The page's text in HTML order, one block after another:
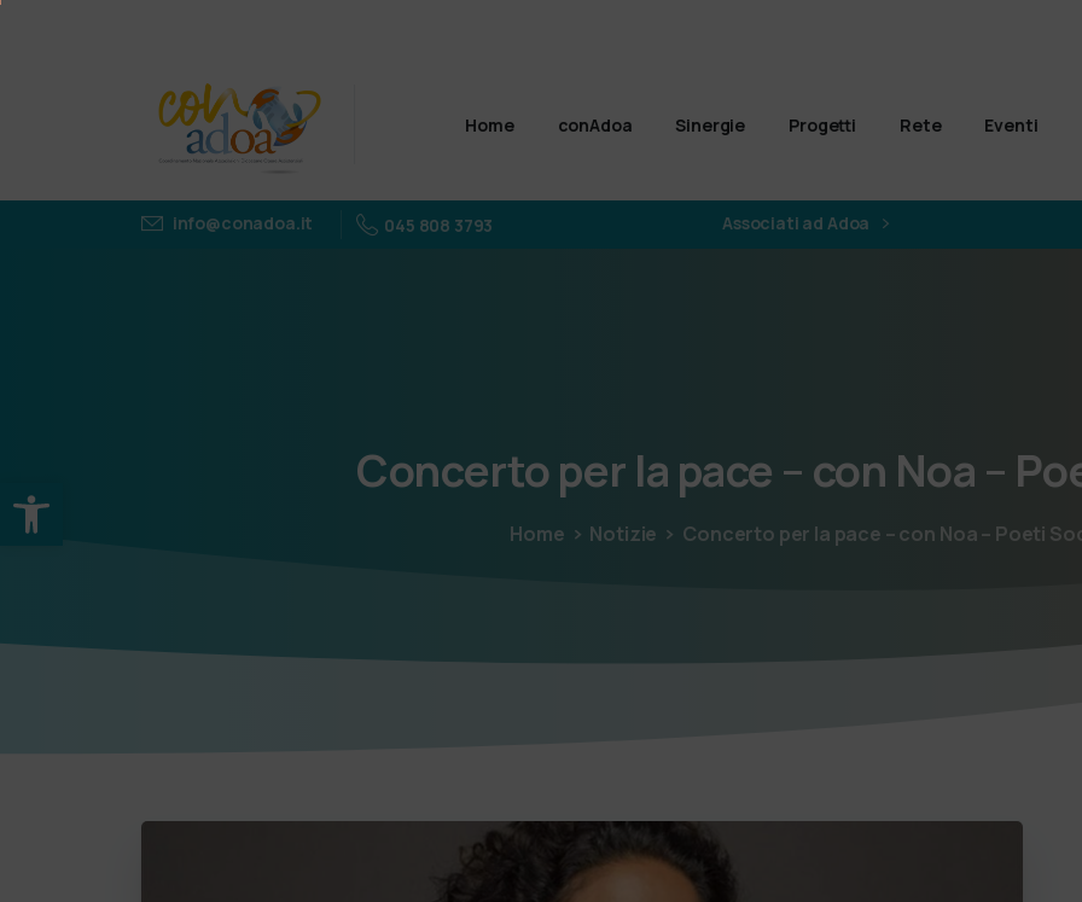
Apri la barra degli strumenti
Home conAdoa Sinergie Progetti Rete Eventi
info@conadoa.it 045 808 3793 Associati ad Adoa
Concertoper la pace – con Noa –
Home Notizie Concerto per la pace – con Noa – Poeti